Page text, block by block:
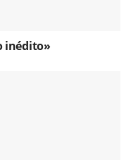
inédito»